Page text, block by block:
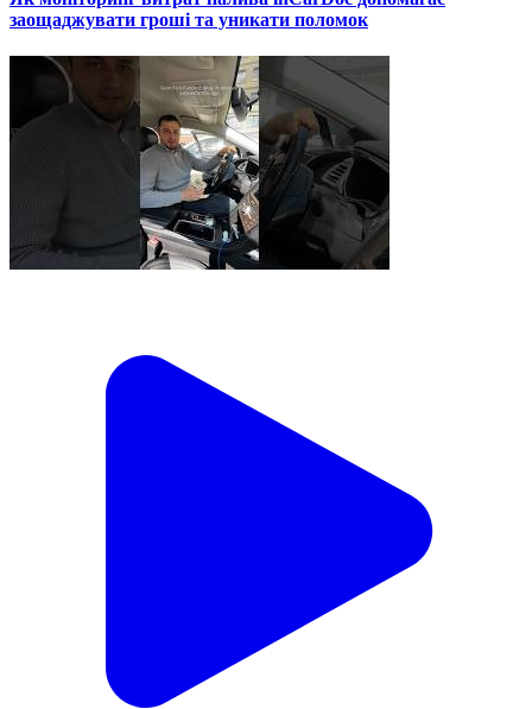
заощаджувати гроші та уникати поломок